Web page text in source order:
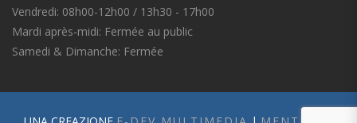
Vendredi: 08h00-12h00 / 13h30 - 17h00
Mardi après-midi: Fermée au public
Samedi & Dimanche: Fermée